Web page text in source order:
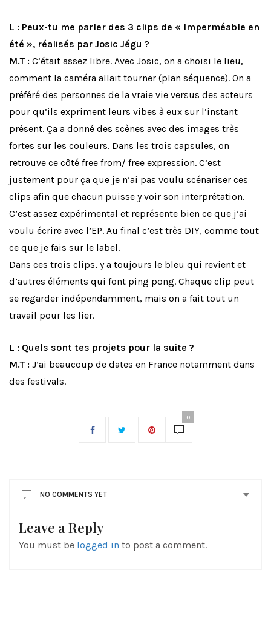
L : Peux-tu me parler des 3 clips de « Imperméable en
été », réalisés par Josic Jégu ?
M.T : C’était assez libre. Avec Josic, on a choisi le lieu,
comment la caméra allait tourner (plan séquence). On a
préféré des personnes de la vraie vie versus des acteurs
pour qu’ils expriment leurs vibes à eux sur l’instant
présent. Ça a donné des scènes avec des images très
fortes sur les couleurs. Dans les trois capsules, on
retrouve ce côté free from/ free expression. C’est
justement pour ça que je n’ai pas voulu scénariser ces
clips afin que chacun puisse y voir son interprétation.
C’est assez expérimental et représente bien ce que j’ai
voulu écrire avec l’EP. Au final c’est très DIY, comme tout
ce que je fais sur le label.
Dans ces trois clips, y a toujours le bleu qui revient et
d’autres éléments qui font ping pong. Chaque clip peut
se regarder indépendamment, mais on a fait tout un
travail pour les lier.
L : Quels sont tes projets pour la suite ?
M.T : J’ai beaucoup de dates en France notamment dans
des festivals.
0
NO COMMENTS YET
Leave a Reply
You must be logged in to post a comment.